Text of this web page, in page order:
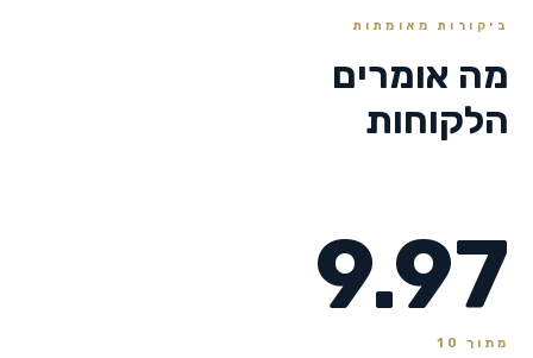
ביקורות מאומתות
מה אומרים
הלקוחות
9.97
מתוך 10